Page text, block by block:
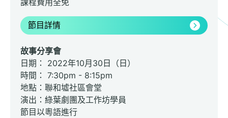
課程費用全免
節目詳情
故事分享會
日期： 2022年10月30日（日）
時間： 7:30pm - 8:15pm
地點：聯和墟社區會堂
演出：綠葉劇團及工作坊學員
節目以粵語進行